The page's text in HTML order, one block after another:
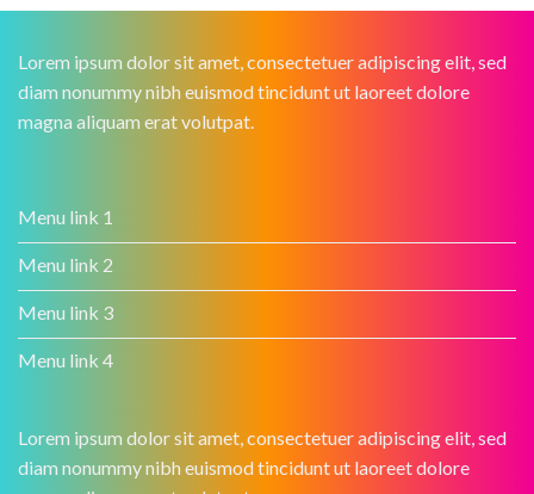
Lorem ipsum dolor sit amet, consectetuer adipiscing elit, sed
diam nonummy nibh euismod tincidunt ut laoreet dolore
magna aliquam erat volutpat.
Menu link 1
Menu link 2
Menu link 3
Menu link 4
Lorem ipsum dolor sit amet, consectetuer adipiscing elit, sed
diam nonummy nibh euismod tincidunt ut laoreet dolore